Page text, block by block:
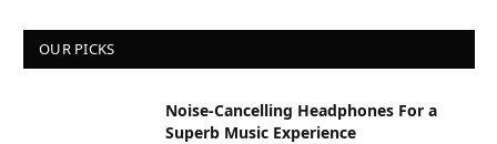
OUR PICKS
Noise-Cancelling Headphones For a
Superb Music Experience